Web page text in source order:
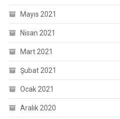
Mayıs 2021
Nisan 2021
Mart 2021
Şubat 2021
Ocak 2021
Aralık 2020